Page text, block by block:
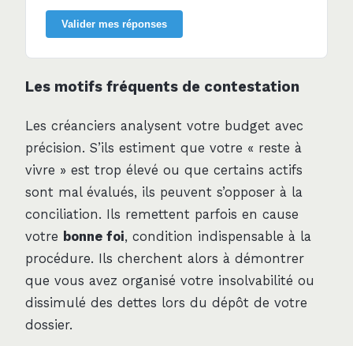
Valider mes réponses
Les motifs fréquents de contestation
Les créanciers analysent votre budget avec
précision. S’ils estiment que votre « reste à
vivre » est trop élevé ou que certains actifs
sont mal évalués, ils peuvent s’opposer à la
conciliation. Ils remettent parfois en cause
votre bonne foi, condition indispensable à la
procédure. Ils cherchent alors à démontrer
que vous avez organisé votre insolvabilité ou
dissimulé des dettes lors du dépôt de votre
dossier.